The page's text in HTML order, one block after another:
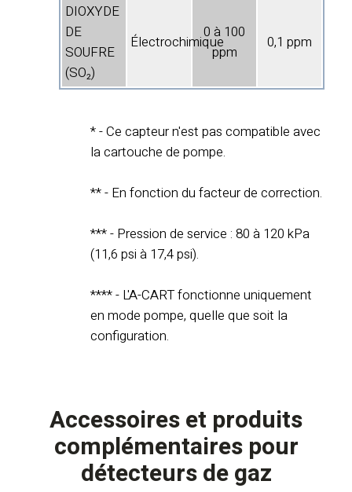
DIOXYDE
DE
SOUFRE
(SO₂)
Électrochimique
0 à 100
ppm
0,1 ppm
* - Ce capteur n'est pas compatible avec
la cartouche de pompe.
** - En fonction du facteur de correction.
*** - Pression de service : 80 à 120 kPa
(11,6 psi à 17,4 psi).
**** - L'A-CART fonctionne uniquement
en mode pompe, quelle que soit la
configuration.
Accessoires et produits
complémentaires pour
détecteurs de gaz